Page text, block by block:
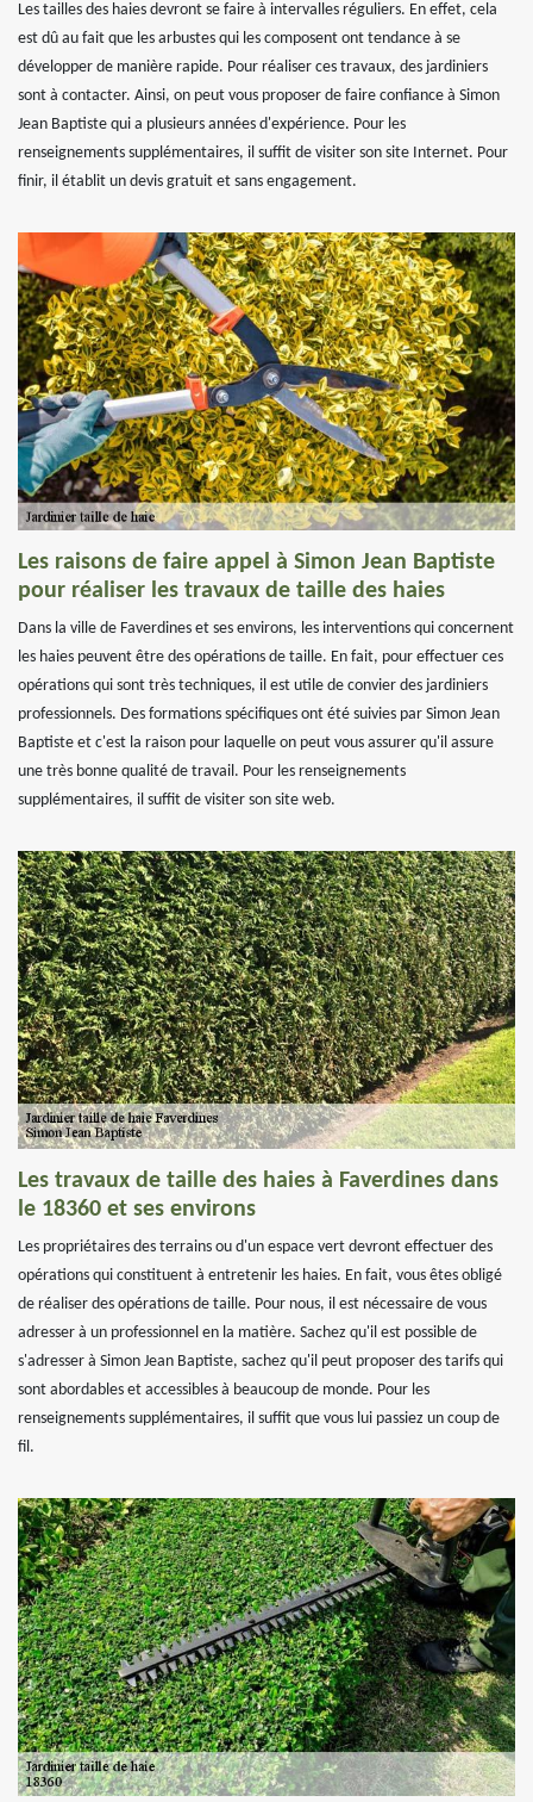
Les tailles des haies devront se faire à intervalles réguliers. En effet, cela
est dû au fait que les arbustes qui les composent ont tendance à se
développer de manière rapide. Pour réaliser ces travaux, des jardiniers
sont à contacter. Ainsi, on peut vous proposer de faire confiance à Simon
Jean Baptiste qui a plusieurs années d'expérience. Pour les
renseignements supplémentaires, il suffit de visiter son site Internet. Pour
finir, il établit un devis gratuit et sans engagement.
Les raisons de faire appel à Simon Jean Baptiste
pour réaliser les travaux de taille des haies
Dans la ville de Faverdines et ses environs, les interventions qui concernent
les haies peuvent être des opérations de taille. En fait, pour effectuer ces
opérations qui sont très techniques, il est utile de convier des jardiniers
professionnels. Des formations spécifiques ont été suivies par Simon Jean
Baptiste et c'est la raison pour laquelle on peut vous assurer qu'il assure
une très bonne qualité de travail. Pour les renseignements
supplémentaires, il suffit de visiter son site web.
Les travaux de taille des haies à Faverdines dans
le 18360 et ses environs
Les propriétaires des terrains ou d'un espace vert devront effectuer des
opérations qui constituent à entretenir les haies. En fait, vous êtes obligé
de réaliser des opérations de taille. Pour nous, il est nécessaire de vous
adresser à un professionnel en la matière. Sachez qu'il est possible de
s'adresser à Simon Jean Baptiste, sachez qu'il peut proposer des tarifs qui
sont abordables et accessibles à beaucoup de monde. Pour les
renseignements supplémentaires, il suffit que vous lui passiez un coup de
fil.